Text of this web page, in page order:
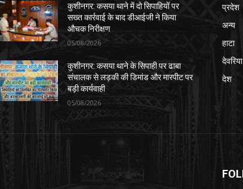
कुशीनगर: कसया थाने में दो सिपाहियों पर
सख्त कार्रवाई के बाद डीआईजी ने किया
औचक निरीक्षण
05/08/2026
कुशीनगर: कसया थाने के सिपाही पर ढाबा
संचालक से लड़की की डिमांड और मारपीट पर
बड़ी कार्यवाही
05/08/2026
प्रदेश
अन्य
हाटा
देश